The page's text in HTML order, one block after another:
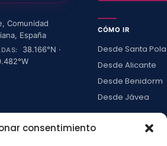
consentimiento
,Comunidad
, España
38.166°N ·
°W
CÓMO IR
Desde Santa Pola
Desde Alicante
Desde Benidorm
Desde Jávea